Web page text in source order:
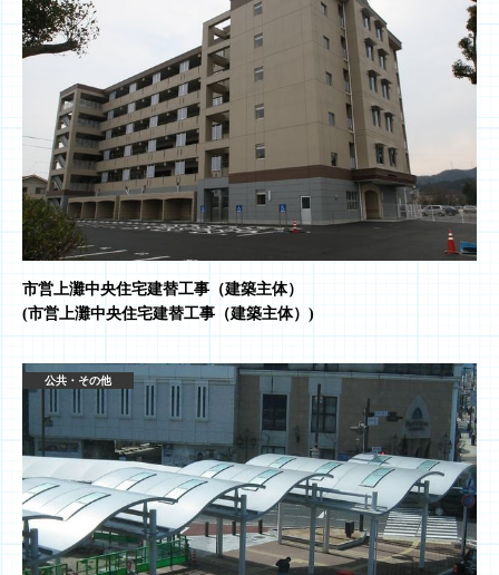
市営上灘中央住宅建替工事（建築主体）
(市営上灘中央住宅建替工事（建築主体）)
公共・その他